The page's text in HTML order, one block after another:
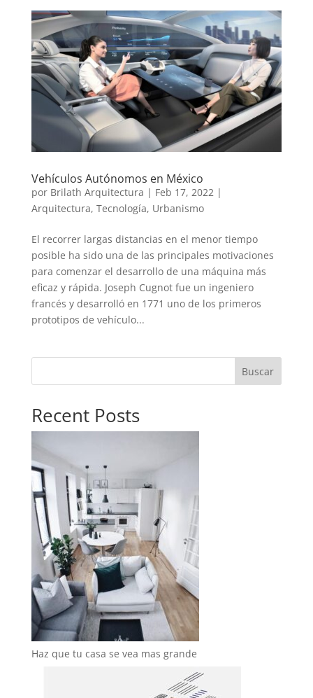
Vehículos Autónomos en México
por Brilath Arquitectura | Feb 17, 2022|
Arquitectura, Tecnología, Urbanismo
El recorrer largas distancias en el menor tiempo
posible ha sido una de las principales motivaciones
para comenzar el desarrollo de una máquina más
eficaz y rápida. Joseph Cugnot fue un ingeniero
francés y desarrolló en 1771 uno de los primeros
prototipos de vehículo...
Buscar
Recent Posts
Haz que tu casa se vea mas grande